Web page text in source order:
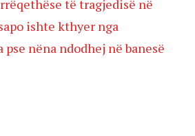
të tragjedisë në
ishte kthyer nga
pse nëna ndodhej në banesë